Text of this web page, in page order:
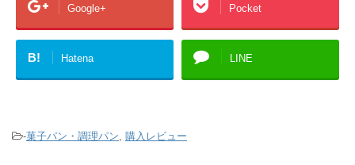
Google+ Pocket
B! Hatena LINE
-菓子パン・調理パン 購入レビュー